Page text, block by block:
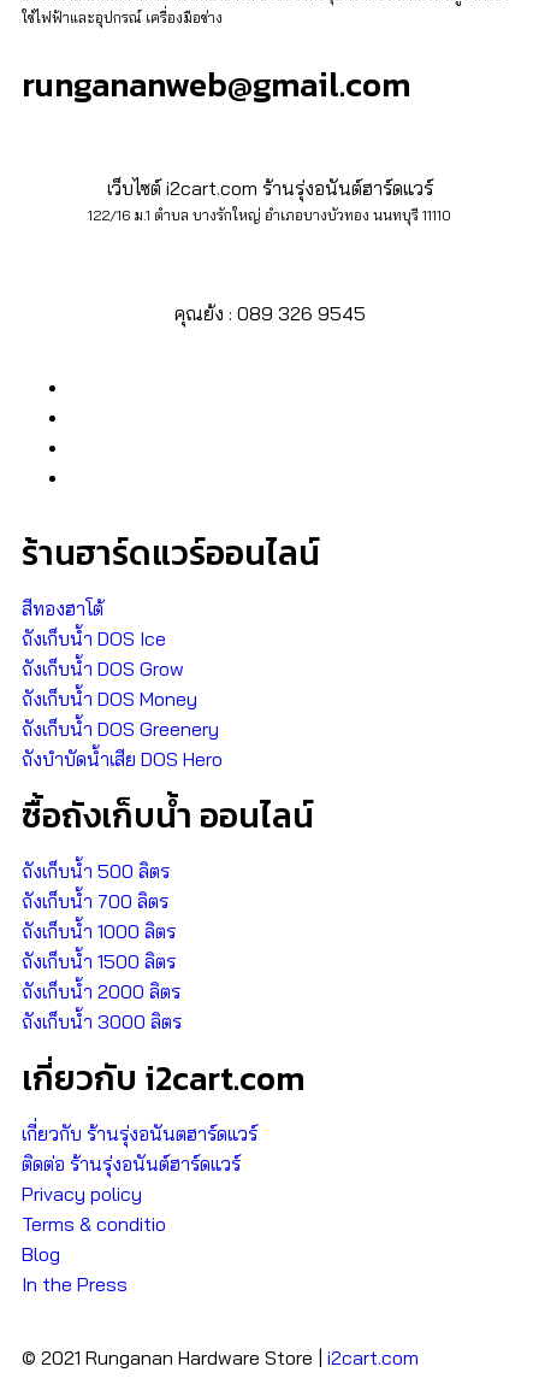
ใช้ไฟฟ้าและอุปกรณ์ เครื่องมือช่าง
rungananweb@gmail.com
เว็บไซต์ i2cart.com ร้านรุ่งอนันต์ฮาร์ดแวร์
122/16 ม.1 ตำบล บางรักใหญ่ อำเภอบางบัวทอง นนทบุรี 11110
คุณย้ง : 089 326 9545
ร้านฮาร์ดแวร์ออนไลน์
สีทองฮาโต้
ถังเก็บน้ำ DOS Ice
ถังเก็บน้ำ DOS Grow
ถังเก็บน้ำ DOS Money
ถังเก็บน้ำ DOS Greenery
ถังบำบัดน้ำเสีย DOS Hero
ซื้อถังเก็บน้ำ ออนไลน์
ถังเก็บน้ำ 500 ลิตร
ถังเก็บน้ำ 700 ลิตร
ถังเก็บน้ำ 1000 ลิตร
ถังเก็บน้ำ 1500 ลิตร
ถังเก็บน้ำ 2000 ลิตร
ถังเก็บน้ำ 3000 ลิตร
เกี่ยวกับ i2cart.com
เกี่ยวกับ ร้านรุ่งอนันตฮาร์ดแวร์
ติดต่อ ร้านรุ่งอนันต์ฮาร์ดแวร์
Privacy policy
Terms & conditio
Blog
In the Press
© 2021 Runganan Hardware Store | i2cart.com